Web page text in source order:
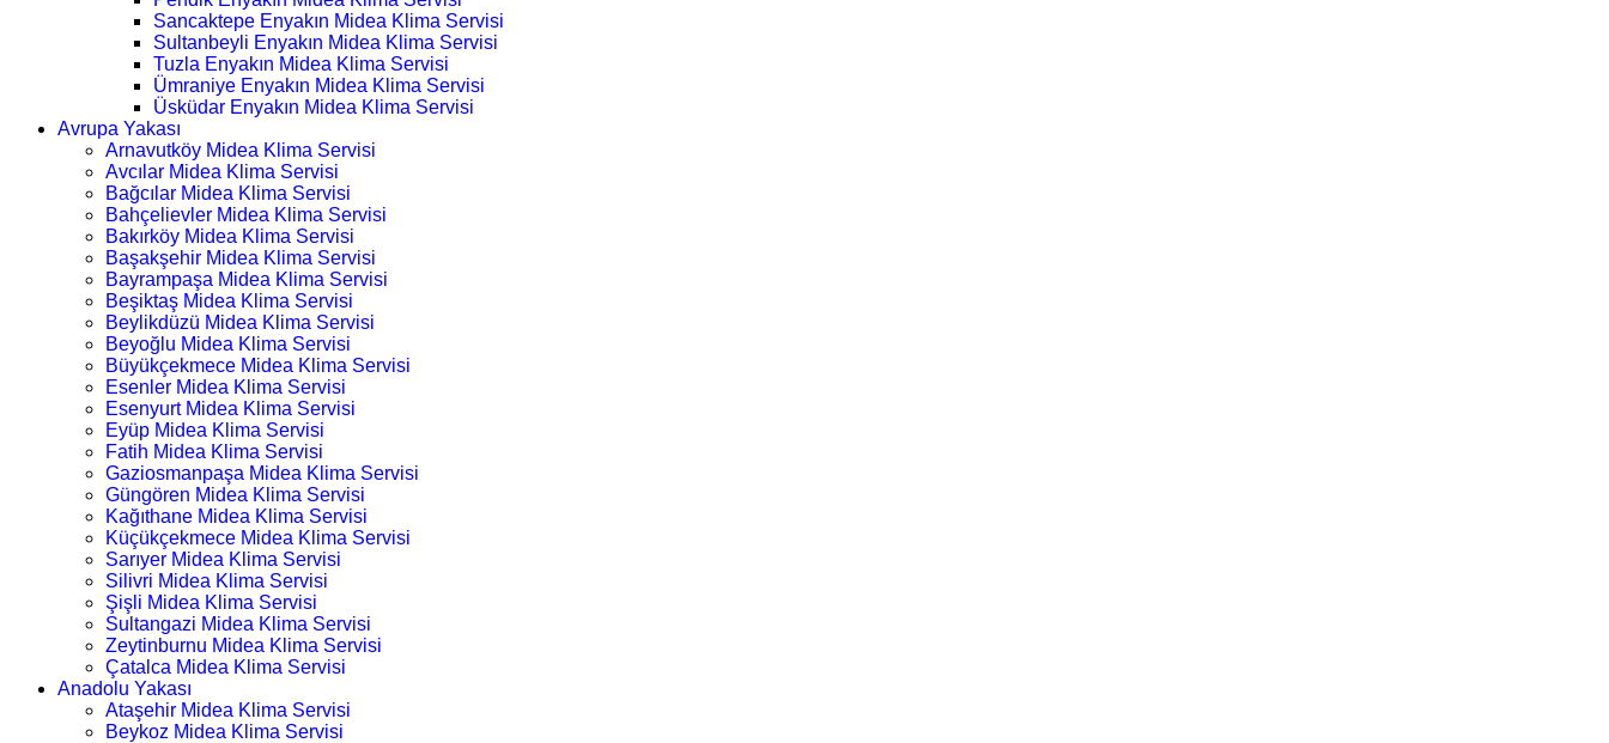
Sancaktepe Enyakın Midea Klima Servisi
Sultanbeyli Enyakın Midea Klima Servisi
Tuzla Enyakın Midea Klima Servisi
Ümraniye Enyakın Midea Klima Servisi
Üsküdar Enyakın Midea Klima Servisi
Avrupa Yakası
Arnavutköy Midea Klima Servisi
Avcılar Midea Klima Servisi
Bağcılar Midea Klima Servisi
Bahçelievler Midea Klima Servisi
Bakırköy Midea Klima Servisi
Başakşehir Midea Klima Servisi
Bayrampaşa Midea Klima Servisi
Beşiktaş Midea Klima Servisi
Beylikdüzü Midea Klima Servisi
Beyoğlu Midea Klima Servisi
Büyükçekmece Midea Klima Servisi
Esenler Midea Klima Servisi
Esenyurt Midea Klima Servisi
Eyüp Midea Klima Servisi
Fatih Midea Klima Servisi
Gaziosmanpaşa Midea Klima Servisi
Güngören Midea Klima Servisi
Kağıthane Midea Klima Servisi
Küçükçekmece Midea Klima Servisi
Sarıyer Midea Klima Servisi
Silivri Midea Klima Servisi
Şişli Midea Klima Servisi
Sultangazi Midea Klima Servisi
Zeytinburnu Midea Klima Servisi
Çatalca Midea Klima Servisi
Anadolu Yakası
Ataşehir Midea Klima Servisi
Beykoz Midea Klima Servisi